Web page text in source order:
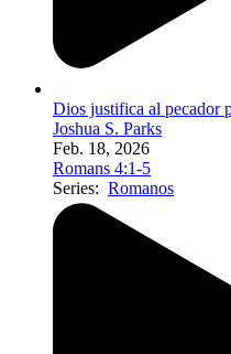
Dios justifica al pecador
Joshua S. Parks
Feb. 18, 2026
Romans 4:1-5
Series: Romanos